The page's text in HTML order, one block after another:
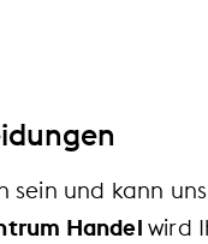
und kann
Handelwird